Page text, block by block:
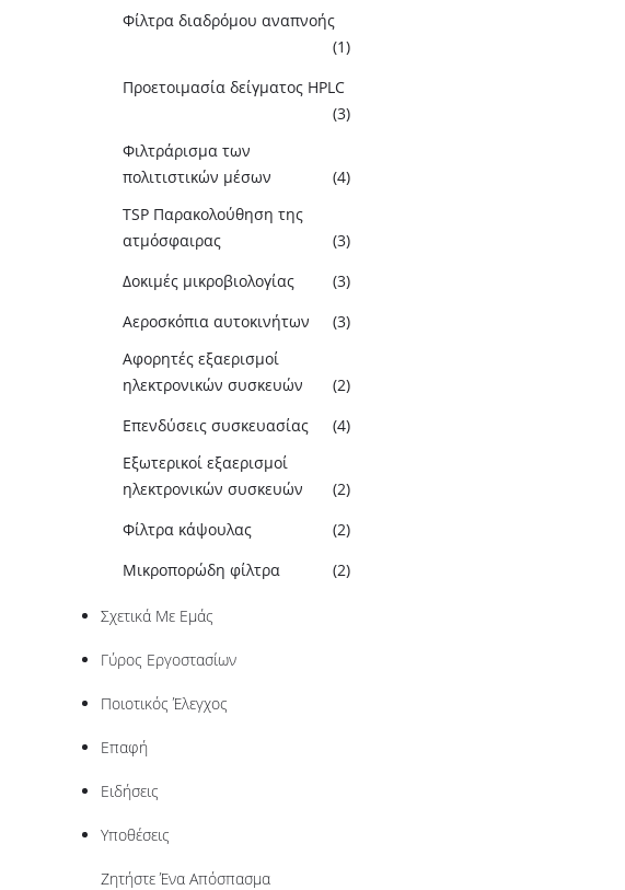
Φίλτρα διαδρόμου αναπνοής
(1)
Προετοιμασία δείγματος HPLC
(3)
Φιλτράρισμα των
πολιτιστικών μέσων
(4)
TSP Παρακολούθηση της
ατμόσφαιρας
(3)
Δοκιμές μικροβιολογίας
(3)
Αεροσκόπια αυτοκινήτων
(3)
Αφορητές εξαερισμοί
ηλεκτρονικών συσκευών
(2)
Επενδύσεις συσκευασίας
(4)
Εξωτερικοί εξαερισμοί
ηλεκτρονικών συσκευών
(2)
Φίλτρα κάψουλας
(2)
Μικροπορώδη φίλτρα
(2)
Σχετικά Με Εμάς
Γύρος Εργοστασίων
Ποιοτικός Έλεγχος
Επαφή
Ειδήσεις
Υποθέσεις
Ζητήστε Ένα Απόσπασμα